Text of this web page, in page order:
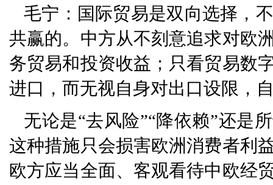
毛宁：国际贸易是双向选择，
共赢的。中方从不刻意追求对欧
务贸易和投资收益；只看贸易数
进口，而无视自身对出口设限，
无论是“去风险”“降依赖”还是
这种措施只会损害欧洲消费者利
欧方应当全面、客观看待中欧经